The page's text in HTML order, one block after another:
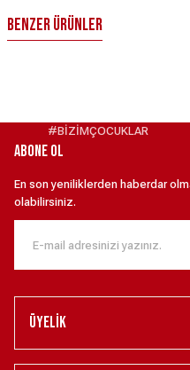
Benzer Ürünler
4.099,00 ₺
6.099,00 ₺
Türkiye Milli Takım Nike Kaleci Maç
#BİZİMÇOCUKLAR
Üyelik
ABONE OL
En son yeniliklerden haberdar
olabilirsiniz.